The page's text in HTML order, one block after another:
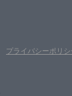
プライバシーポリシ